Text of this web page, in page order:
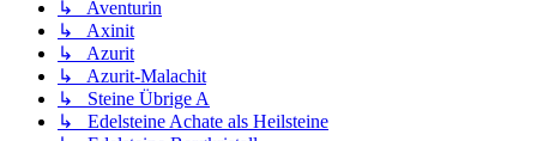
↳ Aventurin
↳ Axinit
↳ Azurit
↳ Azurit-Malachit
↳ Steine Übrige A
↳ Edelsteine Achate als Heilsteine